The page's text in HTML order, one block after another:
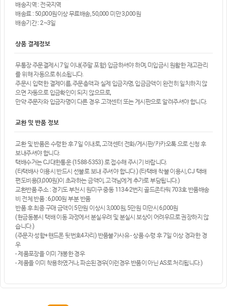
배송지역 : 전국지역
배송료 : 50,000원이상 무료배송, 50,000 미만 3,000원
배송기간 : 2~3일
상품 결제정보
무통장 주문결제시 7일 이내(주말 포함) 입금하셔야 하며, 미입금시 원활한 재고관리
를 위해 자동으로 취소됩니다.
주문시 입력한 결제이름, 주문총액과 실제 입금자명, 입금금액이 완전히 일치하지 않
으면 자동으로 입금확인이 되지 않으므로,
만약 주문자와 입금자명이 다른 경우 고객센터 또는 게시판으로 알려주셔야 합니다.
교환 및 반품 정보
교환 및 반품은 수령한 후 7일 이내로, 고객센터 전화/게시판/카카오톡 으로 신청 후
보내주셔야 합니다.
택배수거는 CJ대한통운 (1588-5353) 로 접수해 주시기 바랍니다.
(타택배사 이용시 반드시 선불로 보내 주셔야 합니다.) (타택배 착불 이용시, CJ 택배
편도비용(3,000원)이 초과하는 금액이, 고객님에게 추가로 부담됩니다.)
교환반품 주소 : 경기도 부천시 원미구 중동 1134-2번지 골드존타워 703호 반품배송
비 전체 반품 : 6,000원 부분 반품
반품 후 최종 구매 금액이 5만원 이상시 3,000원, 5만원 미만시 6,000원
(현금동봉시 택배 이동 과정에서 분실우려 및 분실시 보상이 어려우므로 권장하지 않
습니다.)
(주문자 성함+핸드폰 뒷번호4자리) 반품불가사유 - 상품 수령 후 7일 이상 경과한 경
우
- 제품포장을 이미 개봉한 경우
- 제품을 이미 착용하였거나, 파손된경우(이런경우 반품이 아닌 AS로 처리됩니다.)